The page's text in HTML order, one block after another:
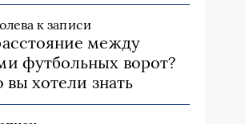
к записи
между
футбольных ворот?
вы хотели знать